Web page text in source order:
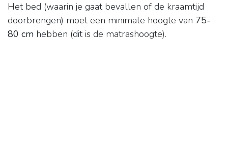
Het bed (waarin je gaat bevallen of de kraamtijd
doorbrengen) moet een minimale hoogte van 75-
80 cm hebben (dit is de matrashoogte).